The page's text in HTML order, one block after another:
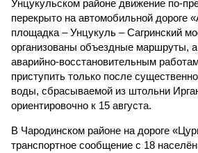
Унцукульском районе движение по-
перекрыто на автомобильной дороге
площадка – Унцукуль – Сагринский
организованы объездные маршруты,
аварийно-восстановительным
приступить только после
воды, сбрасываемой из штольни
ориентировочно к 15 августа.
В Чародинском районе на дороге
транспортное сообщение с 18